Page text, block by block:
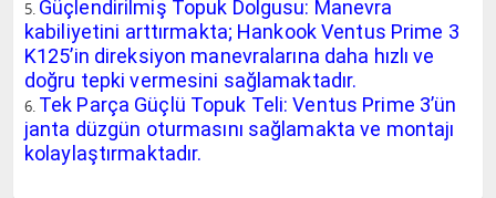
Güçlendirilmiş Topuk Dolgusu: Manevra
kabiliyetini arttırmakta; Hankook Ventus Prime 3
K125’in direksiyon manevralarına daha hızlı ve
doğru tepki vermesini sağlamaktadır.
Tek Parça Güçlü Topuk Teli: Ventus Prime 3’ün
janta düzgün oturmasını sağlamakta ve montajı
kolaylaştırmaktadır.